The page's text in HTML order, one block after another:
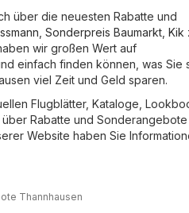
über die neuesten Rabatte und
Sonderpreis Baumarkt Kik
wir großen Wert auf
einfach finden können, was Sie
viel Zeit und Geld sparen.
Flugblätter, Kataloge,
Rabatte und Sonderangebote
Website haben Sie
Thannhausen